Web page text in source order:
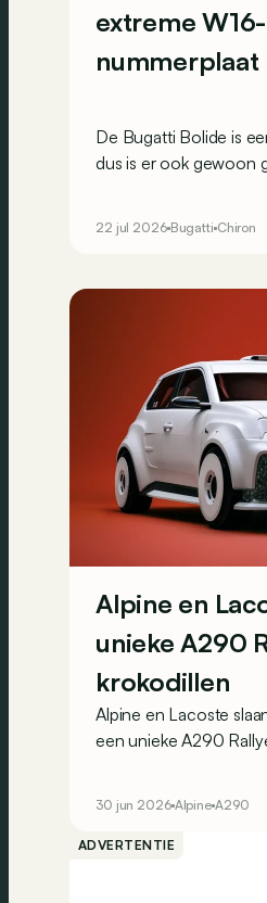
extreme
nummerplaat
De Bugatti Bolide is
dus is er ook gewoon
22 jul 2026 Bugatti Chiron
Alpine en
unieke A290
krokodillen
Alpine en Lacoste
een unieke A290
30 jun 2026 Alpine A290
ADVERTENTIE